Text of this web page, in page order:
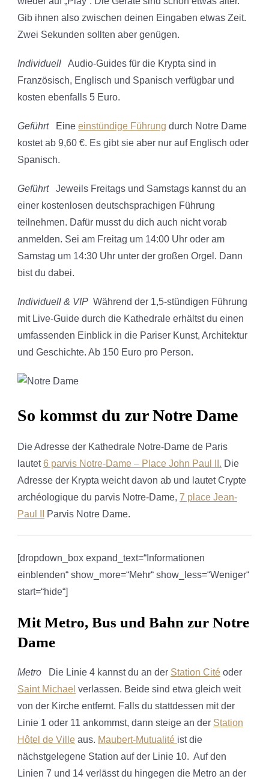
Gib ihnen also zwischen deinen Eingaben etwas Zeit.
Zwei Sekunden sollten aber genügen.
Individuell
Audio-Guides für die Krypta sind in
Französisch, Englisch und Spanisch verfügbar und
kosten ebenfalls 5 Euro.
Geführt Eine einstündige Führung durch Notre Dame
kostet ab 9,60 €. Es gibt sie aber nur auf Englisch oder
Spanisch.
Geführt
Jeweils Freitags und Samstags kannst du an
einer kostenlosen deutschsprachigen Führung
teilnehmen. Dafür musst du dich auch nicht vorab
anmelden. Sei am Freitag um 14:00 Uhr oder am
Samstag um 14:30 Uhr unter der großen Orgel. Dann
bist du dabei.
Individuell & VIP Während der 1,5-stündigen Führung
mit Live-Guide durch die Kathedrale erhältst du einen
umfassenden Einblick in die Pariser Kunst, Architektur
und Geschichte. Ab 150 Euro pro Person.
So kommst du zur Notre Dame
Die Adresse der Kathedrale Notre-Dame de Paris
lautet6 parvis Notre-Dame – Place John Paul II. Die
Adresse der Krypta weicht davon ab und lautet Crypte
archéologique du parvis Notre-Dame, 7 place Jean-
Paul II
Parvis Notre Dame.
[dropdown_box expand_text=“Informationen
einblenden“ show_more=“Mehr“ show_less=“Weniger“
start=“hide“]
Mit Metro, Bus und Bahn zur Notre
Dame
Metro Die Linie 4 kannst du an der Station Cité oder
Saint Michael verlassen. Beide sind etwa gleich weit
von der Kirche entfernt. Falls du stattdessen mit der
Linie 1 oder 11 ankommst, dann steige an der Station
Hôtel de Ville aus. Maubert-Mutualité ist die
nächstgelegene Station auf der Linie 10. Auf den
Linien 7 und 14 verlässt du hingegen die Metro an der